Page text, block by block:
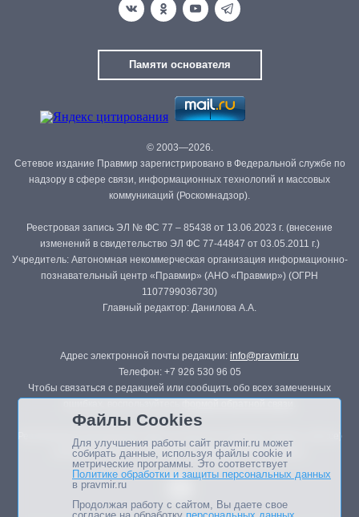
Памяти основателя
© 2003—2026.
Сетевое издание Правмир зарегистрировано в Федеральной службе по
надзору в сфере связи, информационных технологий и массовых
коммуникаций (Роскомнадзор).
Реестровая запись ЭЛ № ФС 77 – 85438 от 13.06.2023 г. (внесение
изменений в свидетельство ЭЛ ФС 77-44847 от 03.05.2011 г.)
Учредитель: Автономная некоммерческая организация информационно-
познавательный центр «Правмир» (АНО «Правмир») (ОГРН
1107799036730)
Главный редактор: Данилова А.А.
Адрес электронной почты редакции: info@pravmir.ru
Телефон: +7 926 530 96 05
Чтобы связаться с редакцией или сообщить обо всех замеченных
Републикация материалов сайта в печатных изданиях (книгах, прессе)
возможна только с письменного разрешения редакции.
Файлы Cookies
Для улучшения работы сайт pravmir.ru может
собирать данные, используя файлы cookie и
метрические программы. Это соответствует
Политике обработки и защиты персональных данных
в pravmir.ru
Продолжая работу с сайтом, Вы даете свое